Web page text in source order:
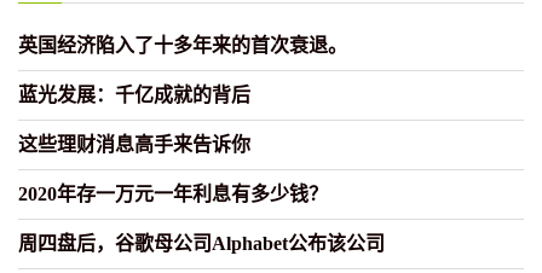
英国经济陷入了十多年来的首次衰退。
蓝光发展：千亿成就的背后
这些理财消息高手来告诉你
2020年存一万元一年利息有多少钱？
周四盘后，谷歌母公司Alphabet公布该公司